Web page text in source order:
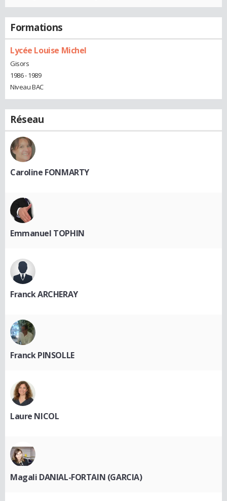
Formations
Lycée Louise Michel
Gisors
1986 - 1989
Niveau BAC
Réseau
Caroline FONMARTY
Emmanuel TOPHIN
Franck ARCHERAY
Franck PINSOLLE
Laure NICOL
Magali DANIAL-FORTAIN (GARCIA)